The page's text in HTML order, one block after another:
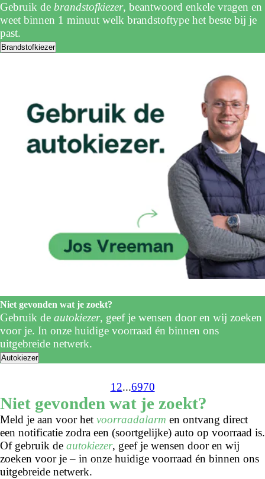
Gebruik de brandstofkiezer, beantwoord enkele vragen en
weet binnen 1 minuut welk brandstoftype het beste bij je
past.
Brandstofkiezer
Niet gevonden wat je zoekt?
Gebruik de autokiezer, geef je wensen door en wij zoeken
voor je. In onze huidige voorraad én binnen ons
uitgebreide netwerk.
Autokiezer
1 2...6970
Niet gevonden wat je zoekt?
Meld je aan voor het voorraadalarm en ontvang direct
een notificatie zodra een (soortgelijke) auto op voorraad is.
Of gebruik de autokiezer, geef je wensen door en wij
zoeken voor je – in onze huidige voorraad én binnen ons
uitgebreide netwerk.